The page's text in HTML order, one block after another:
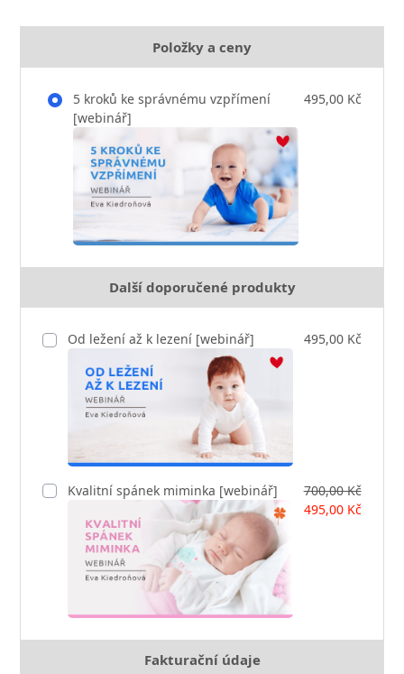
Položky a ceny
5 kroků ke správnému vzpřímení
[webinář]
495,00 Kč
Další doporučené produkty
Od ležení až k lezení [webinář] 495,00 Kč
Kvalitní spánek miminka [webinář]
700,00 Kč
495,00 Kč
Fakturační údaje